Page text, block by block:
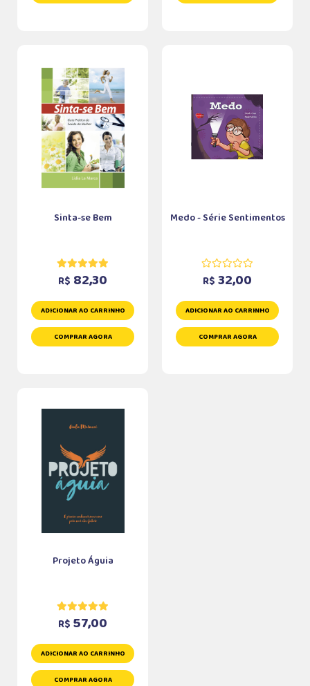
Sinta-se Bem
R$ 82,30
ADICIONAR AO CARRINHO
COMPRAR AGORA
Medo - Série Sentimentos
R$ 32,00
ADICIONAR AO CARRINHO
COMPRAR AGORA
Projeto Águia
R$ 57,00
ADICIONAR AO CARRINHO
COMPRAR AGORA